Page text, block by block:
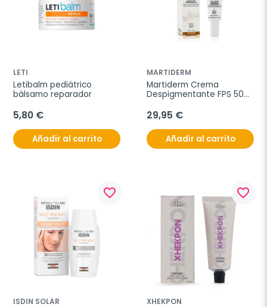
LETI
Letibalm pediátrico
bálsamo reparador
5,80 €
Añadir al carrito
MARTIDERM
Martiderm Crema
Despigmentante FPS 50+,
29,95 €
Añadir al carrito
favorite_border
ISDIN SOLAR
favorite_border
XHEKPON